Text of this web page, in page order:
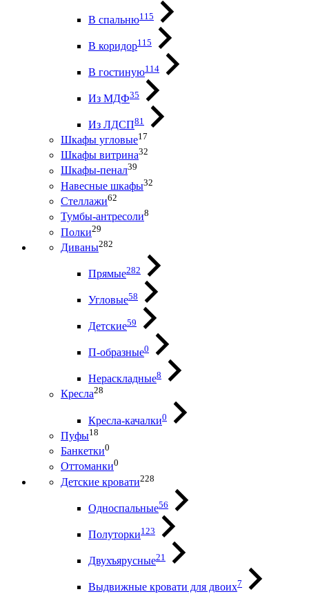
В спальню115
В коридор115
В гостиную114
Из МДФ35
Из ЛДСП81
Шкафы угловые17
Шкафы витрина32
Шкафы-пенал39
Навесные шкафы32
Стеллажи62
Тумбы-антресоли8
Полки29
Диваны282
Прямые282
Угловые58
Детские59
П-образные0
Нераскладные8
Кресла28
Кресла-качалки0
Пуфы18
Банкетки0
Оттоманки0
Детские кровати228
Односпальные56
Полуторки123
Двухъярусные21
Выдвижные кровати для двоих7